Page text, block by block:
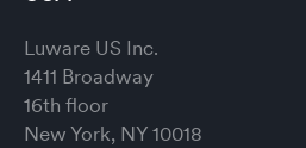
Luware US Inc.
1411 Broadway
16th floor
New York, NY 10018